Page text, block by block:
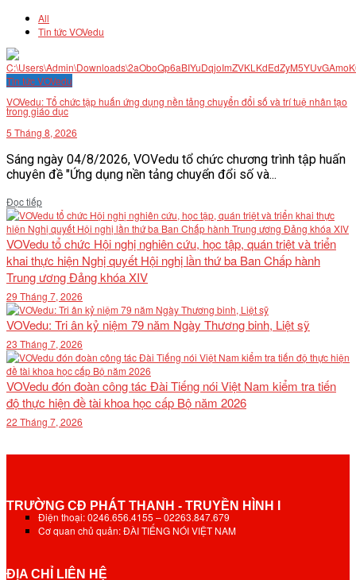
All
Tin tức VOVedu
Tin tức VOVedu
VOVedu: Tổ chức tập huấn ứng dụng nền tảng chuyển đổi số và trí tuệ nhân tạo
trong giáo dục
5 Tháng 8, 2026
Sáng ngày 04/8/2026, VOVedu tổ chức chương trình tập huấn
chuyên đề "Ứng dụng nền tảng chuyển đổi số và...
Đọc tiếpDetails
VOVedu tổ chức Hội nghị nghiên cứu, học tập, quán triệt và triển
khai thực hiện Nghị quyết Hội nghị lần thứ ba Ban Chấp hành
Trung ương Đảng khóa XIV
29 Tháng 7, 2026
VOVedu: Tri ân kỷ niệm 79 năm Ngày Thương binh, Liệt sỹ
23 Tháng 7, 2026
VOVedu đón đoàn công tác Đài Tiếng nói Việt Nam kiểm tra tiến
độ thực hiện đề tài khoa học cấp Bộ năm 2026
22 Tháng 7, 2026
TRƯỜNG CĐ PHÁT THANH - TRUYỀN HÌNH I
Điện thoại: 0246.656.4155 – 02263.847.679
Cơ quan chủ quản: ĐÀI TIẾNG NÓI VIỆT NAM
ĐỊA CHỈ LIÊN HỆ